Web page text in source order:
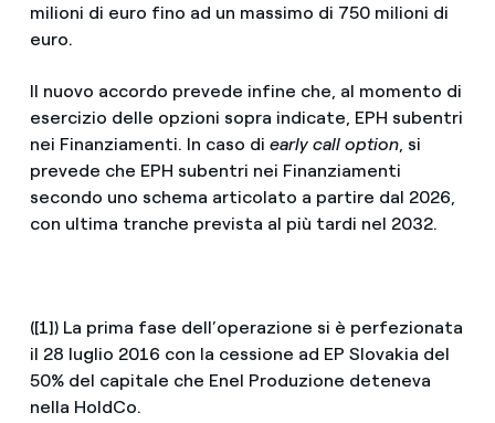
milioni di euro fino ad un massimo di 750 milioni di
euro.
Il nuovo accordo prevede infine che, al momento di
esercizio delle opzioni sopra indicate, EPH subentri
nei Finanziamenti. In caso di early call option, si
prevede che EPH subentri nei Finanziamenti
secondo uno schema articolato a partire dal 2026,
con ultima tranche prevista al più tardi nel 2032.
([1]) La prima fase dell’operazione si è perfezionata
il 28 luglio 2016 con la cessione ad EP Slovakia del
50% del capitale che Enel Produzione deteneva
nella HoldCo.